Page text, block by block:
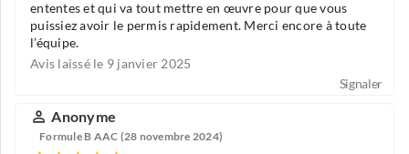
ententes et qui va tout mettre en œuvre pour que vous
puissiez avoir le permis rapidement. Merci encore à toute
l’équipe.
Avis laissé le 9 janvier 2025
Signaler
Anonyme
Formule B AAC (28 novembre 2024)